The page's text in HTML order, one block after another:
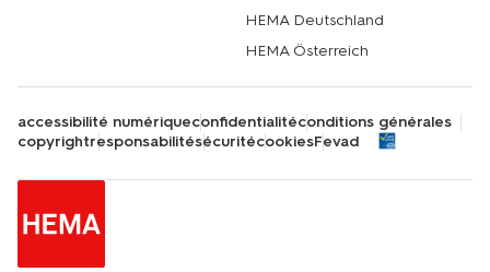
HEMA Deutschland
HEMA Österreich
accessibilité numériqueconfidentialitéconditions générales
copyrightresponsabilitésécuritécookiesFevad